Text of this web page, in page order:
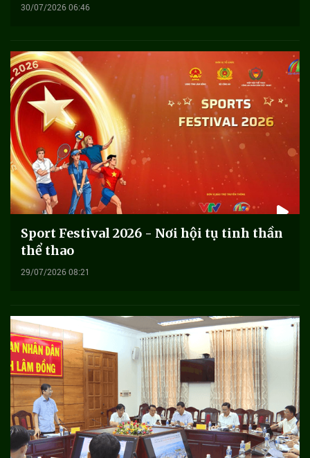
30/07/2026 06:46
Sport Festival 2026 - Nơi hội tụ tinh thần
thể thao
29/07/2026 08:21